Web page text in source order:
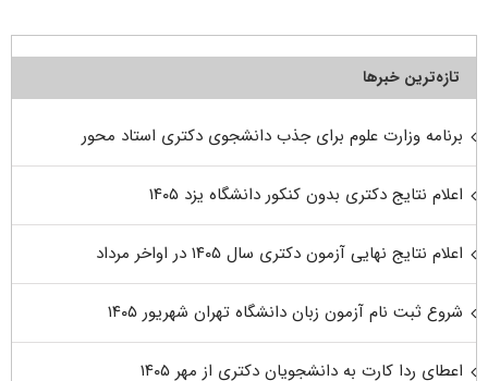
تازه‌ترین خبرها
برنامه وزارت علوم برای جذب دانشجوی دکتری استاد محور
اعلام نتایج دکتری بدون کنکور دانشگاه یزد ۱۴۰۵
اعلام نتایج نهایی آزمون دکتری سال ۱۴۰۵ در اواخر مرداد
شروع ثبت نام آزمون زبان دانشگاه تهران شهریور ۱۴۰۵
اعطای ردا کارت به دانشجویان دکتری از مهر ۱۴۰۵